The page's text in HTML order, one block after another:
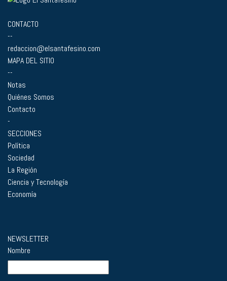
CONTACTO
--
redaccion@elsantafesino.com
MAPA DEL SITIO
--
Notas
Quiénes Somos
Contacto
-
SECCIONES
Política
Sociedad
La Región
Ciencia y Tecnología
Economía
NEWSLETTER
Nombre